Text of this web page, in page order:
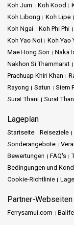
geschäftiger
Sonnenuntergang
Ao Nang sind
das Krabi Nature
inmitten der
Railay Beach ist
Boot
Nervenkitzel des
Ausblicken auf die
In der Nähe von
Legenden. Die
verleiht der
Schließlich bietet
Koh Jum
Koh Kood
Koh Libong
Koh Lipe
Koh Ngai
Koh Phi Phi
Koh Yao Noi
Koh Yao
Mae Hong Son
Naka
Nakhon Si Thammarat
Prachuap Khiri Khan
Rayong
Satun Siem
Surat Thani
Surat
Lageplan
Startseite Reiseziele
Sonderangebote
Bewertungen
FAQ's
Bedingungen und
Cookie-Richtlinie
Partner-Webseiten
Ferrysamui.com